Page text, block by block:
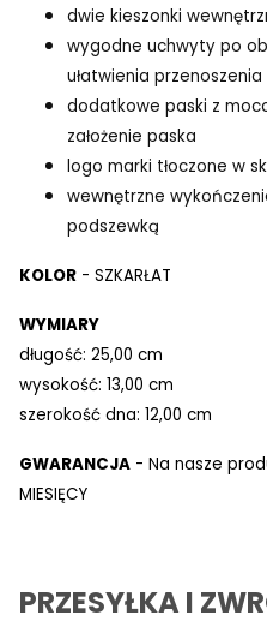
dwie kieszonki
wygodne uchwyty po
ułatwienia przenoszenia
dodatkowe paski z
założenie paska
logo marki tłoczone w
wewnętrzne
podszewką
KOLOR - SZKARŁAT
WYMIARY
długość: 25,00 cm
wysokość: 13,00 cm
szerokość dna: 12,00 cm
GWARANCJA - Na nasze
MIESIĘCY
PRZESYŁKA I